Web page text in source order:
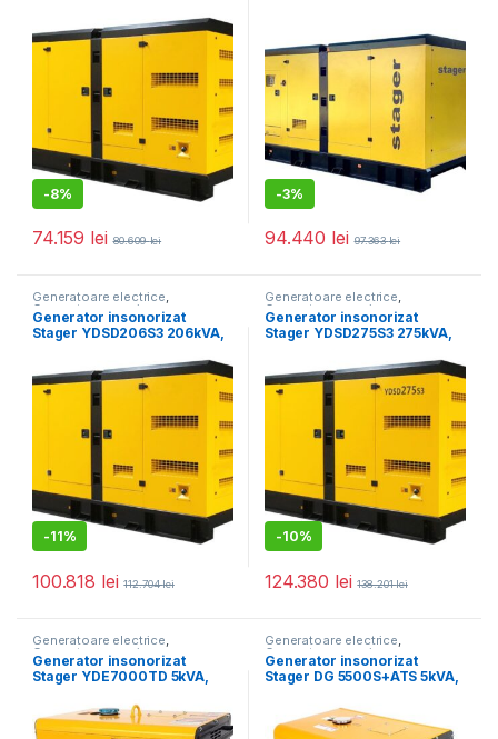
-8%
74.159 lei 80.609lei
-3%
94.440 lei 97.363lei
Generatoare electrice,
Generatoare mari
Generator insonorizat
Stager YDSD206S3 206kVA,
-11%
100.818 lei 112.704lei
Generatoare electrice,
Generatoare mari
Generator insonorizat
Stager YDSD275S3 275kVA,
-10%
124.380 lei 138.201lei
Generatoare electrice,
Generatoare mari
Generator insonorizat
Stager YDE7000TD 5kVA,
diesel, pornire electrica
Generatoare electrice,
Generatoare mari
Generator insonorizat
Stager DG 5500S+ATS 5kVA,
electrica, automatizare